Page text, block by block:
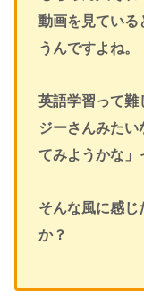
動画を見ている
うんですよね。
英語学習って難
ジーさんみたい
てみようかな」
そんな風に感じ
か？